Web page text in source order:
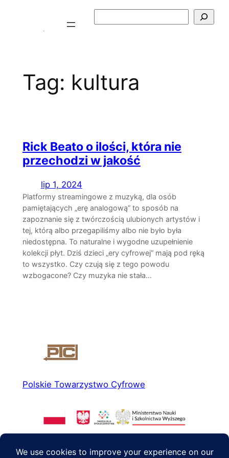
Tag: kultura
Rick Beato o ilości, która nie
przechodzi w jakość
lip 1, 2024
Platformy streamingowe z muzyką, dla osób
pamiętających „erę analogową” to sposób na
zapoznanie się z twórczością ulubionych artystów i
tej, którą albo przegapiliśmy albo nie było była
niedostępna. To naturalne i wygodne uzupełnienie
kolekcji płyt. Dziś dzieci „ery cyfrowej” mają pod ręką
to wszystko. Czy czują się z tego powodu
wzbogacone? Czy muzyka nie stała…
Polskie Towarzystwo Cyfrowe